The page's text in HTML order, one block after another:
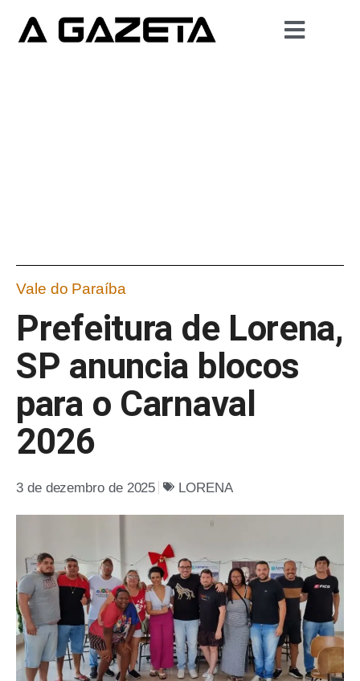
Vale do Paraíba
Prefeitura de Lorena,
SP anuncia blocos
para o Carnaval
2026
3 de dezembro de 2025 LORENA